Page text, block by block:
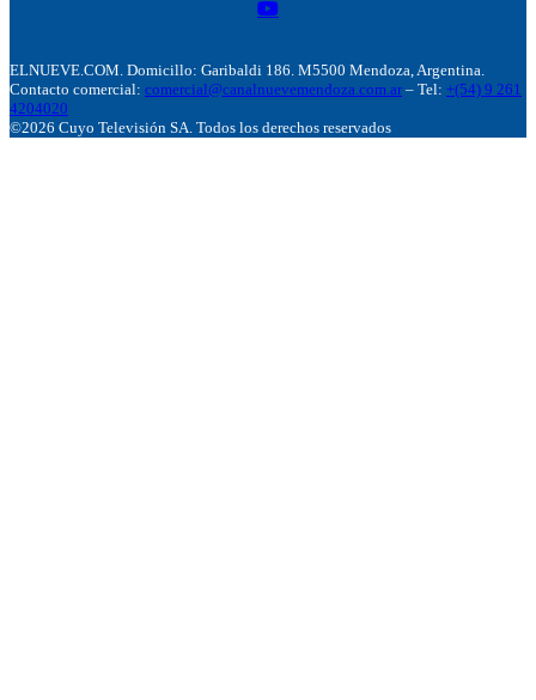
ELNUEVE.COM. Domicillo: Garibaldi 186. M5500 Mendoza, Argentina.
Contacto comercial: comercial@canalnuevemendoza.com.ar – Tel: +(54) 9 261
4204020
©2026 Cuyo Televisión SA. Todos los derechos reservados